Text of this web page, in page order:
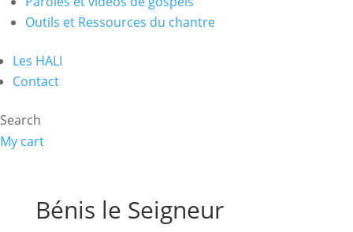
Outils et Ressources du chantre
Les HALI
Contact
Search
My cart
Bénis le Seigneur